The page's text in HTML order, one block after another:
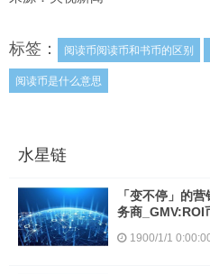
标签： 阅读币阅读币和书币的区别
阅读币是什么意思
水星链
「变不停」的
务商_GMV:ROI
1900/1/1